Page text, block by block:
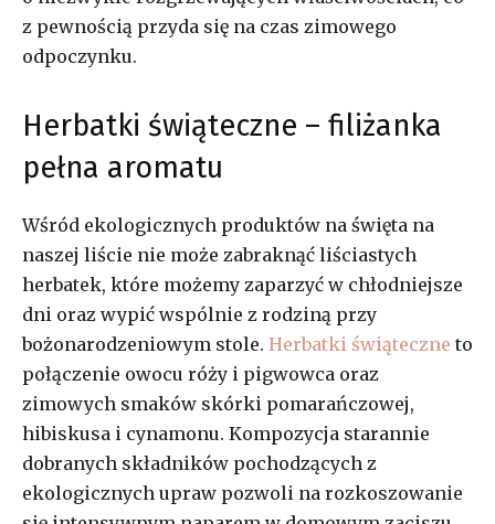
z pewnością przyda się na czas zimowego
odpoczynku.
Herbatki świąteczne – filiżanka
pełna aromatu
Wśród ekologicznych produktów na święta na
naszej liście nie może zabraknąć liściastych
herbatek, które możemy zaparzyć w chłodniejsze
dni oraz wypić wspólnie z rodziną przy
bożonarodzeniowym stole. Herbatki świąteczne to
połączenie owocu róży i pigwowca oraz
zimowych smaków skórki pomarańczowej,
hibiskusa i cynamonu. Kompozycja starannie
dobranych składników pochodzących z
ekologicznych upraw pozwoli na rozkoszowanie